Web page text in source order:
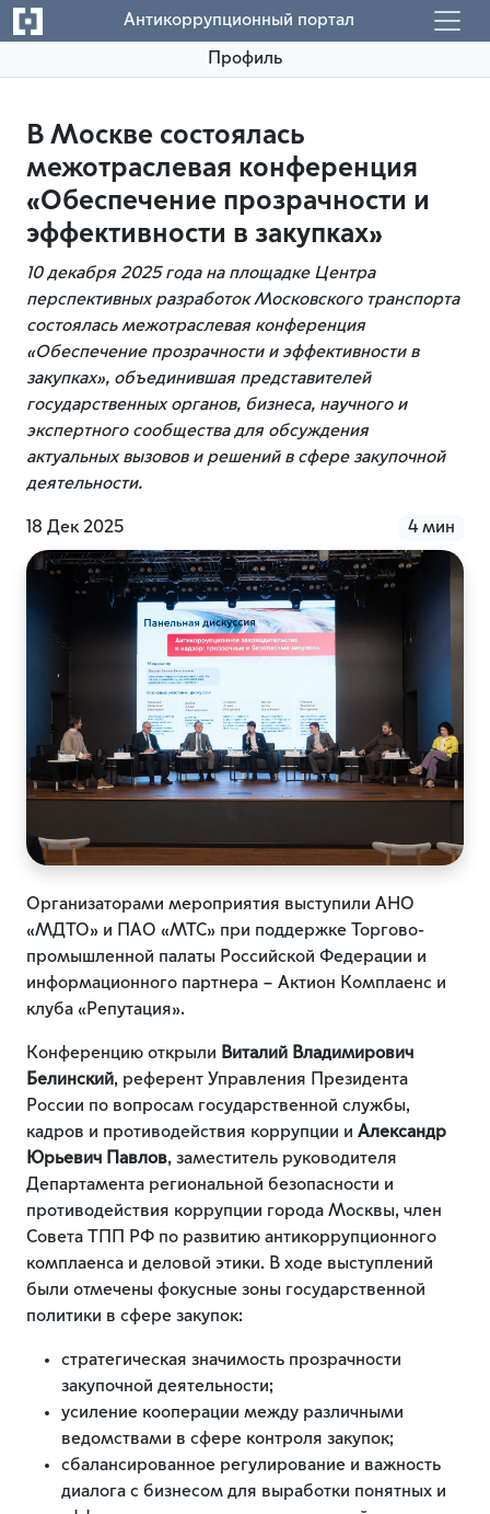
Антикоррупционный портал
Профиль
В Москве состоялась
межотраслевая конференция
«Обеспечение прозрачности и
эффективности в закупках»
10 декабря 2025 года на площадке Центра
перспективных разработок Московского транспорта
состоялась межотраслевая конференция
«Обеспечение прозрачности и эффективности в
закупках», объединившая представителей
государственных органов, бизнеса, научного и
экспертного сообщества для обсуждения
актуальных вызовов и решений в сфере закупочной
деятельности.
18 Дек 2025 4 мин
Организаторами мероприятия выступили АНО
«МДТО» и ПАО «МТС» при поддержке Торгово-
промышленной палаты Российской Федерации и
информационного партнера – Актион Комплаенс и
клуба «Репутация».
Конференцию открыли Виталий Владимирович
Белинский, референт Управления Президента
России по вопросам государственной службы,
кадров и противодействия коррупции и Александр
Юрьевич Павлов, заместитель руководителя
Департамента региональной безопасности и
противодействия коррупции города Москвы, член
Совета ТПП РФ по развитию антикоррупционного
комплаенса и деловой этики. В ходе выступлений
были отмечены фокусные зоны государственной
политики в сфере закупок:
стратегическая значимость прозрачности
закупочной деятельности;
усиление кооперации между различными
ведомствами в сфере контроля закупок;
сбалансированное регулирование и важность
диалога с бизнесом для выработки понятных и